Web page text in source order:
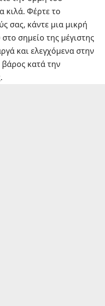
κιλά. Φέρτε το
σας, κάντε μια μικρή
σημείο της μέγιστης
και ελεγχόμενα στην
βάρος κατά την